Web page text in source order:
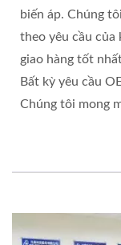
biến áp. Chúng
theo yêu cầu của
giao hàng tốt
Bất kỳ yêu cầu
Chúng tôi mong